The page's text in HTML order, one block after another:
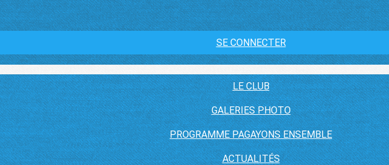
SE CONNECTER
LE CLUB
GALERIES PHOTO
PROGRAMME PAGAYONS ENSEMBLE
ACTUALITÉS